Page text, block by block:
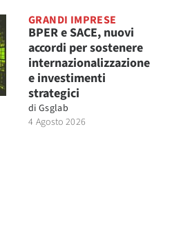
GRANDI IMPRESE
BPER e SACE, nuovi
accordi per sostenere
internazionalizzazione
e investimenti
strategici
di Gsglab
4 Agosto 2026